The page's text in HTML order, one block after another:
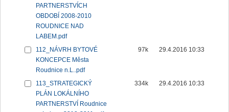
PARTNERSTVÍCH
OBDOBÍ 2008-2010
ROUDNICE NAD
LABEM.pdf
112_NÁVRH BYTOVÉ
KONCEPCE Města
Roudnice n.L..pdf
97k 29.4.2016 10:33
113_STRATEGICKÝ
PLÁN LOKÁLNÍHO
PARTNERSTVÍ Roudnice
334k 29.4.2016 10:33